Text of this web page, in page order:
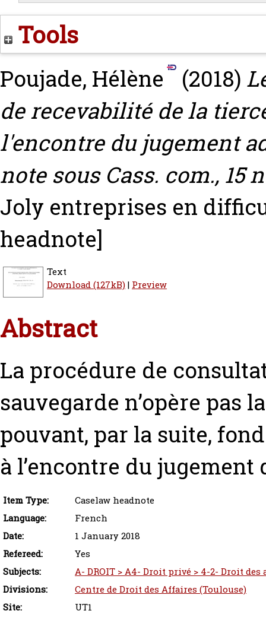
Tools
Poujade, Hélène (2018)
de recevabilité de la
l'encontre du jugement
note sous Cass. com., 15
Joly entreprises en
headnote]
Text
Download (127kB)| Preview
Abstract
La procédure de
sauvegarde n’opère pas
pouvant, par la suite,
à l’encontre du
Item Type:
Caselaw headnote
Language:
French
Date:
1 January 2018
Refereed:
Yes
Subjects:
A- DROIT > A4- Droit privé > 4-2- Droit
Divisions:
Centre de Droit des Affaires (Toulouse)
Site:
UT1